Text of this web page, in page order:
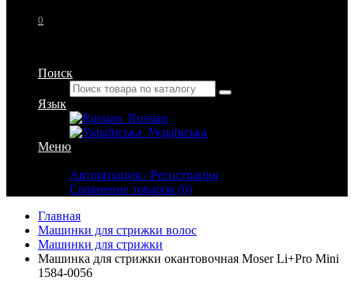
0
Поиск
Язык
Russian
Українська
Меню
Авторизация / Регистрация
Сравнение товаров (0)
Главная
Машинки для стрижки волос
Машинки для стрижки
Машинка для стрижки окантовочная Moser Li+Pro Mini
1584-0056